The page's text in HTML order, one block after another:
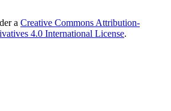
a Creative Commons Attribution-
4.0 International License.